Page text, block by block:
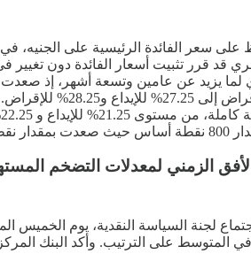
بمارس.
الزمني لمعدلات التضخم